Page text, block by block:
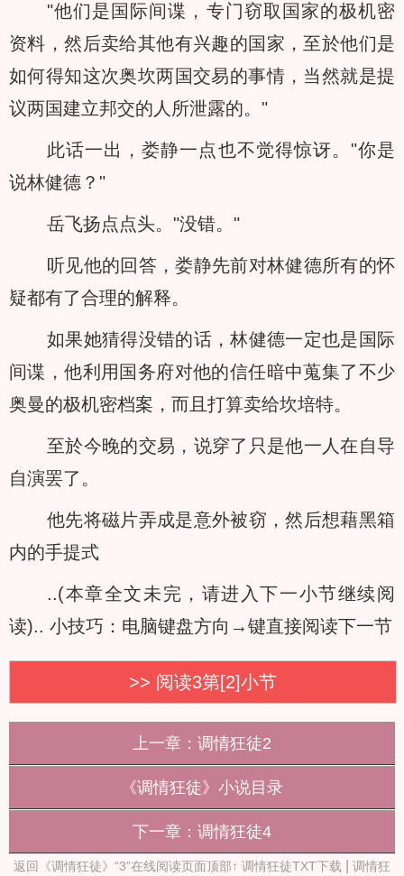
"他们是国际间谍，专门窃取国家的极机密
资料，然后卖给其他有兴趣的国家，至於他们是
如何得知这次奥坎两国交易的事情，当然就是提
议两国建立邦交的人所泄露的。"
此话一出，娄静一点也不觉得惊讶。"你是
说林健德？"
岳飞扬点点头。"没错。"
听见他的回答，娄静先前对林健德所有的怀
疑都有了合理的解释。
如果她猜得没错的话，林健德一定也是国际
间谍，他利用国务府对他的信任暗中蒐集了不少
奥曼的极机密档案，而且打算卖给坎培特。
至於今晚的交易，说穿了只是他一人在自导
自演罢了。
他先将磁片弄成是意外被窃，然后想藉黑箱
内的手提式
..(本章全文未完，请进入下一小节继续阅
读).. 小技巧：电脑键盘方向→键直接阅读下一节
>> 阅读3第[2]小节
上一章：调情狂徒2
《调情狂徒》小说目录
下一章：调情狂徒4
返回《调情狂徒》“3”在线阅读页面顶部↑ 调情狂徒TXT下载 调情狂